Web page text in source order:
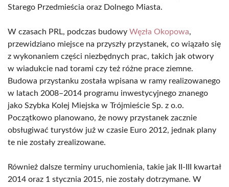
Starego Przedmieścia oraz Dolnego Miasta.
W czasach PRL, podczas budowy Węzła Okopowa,
przewidziano miejsce na przyszły przystanek, co wiązało się
z wykonaniem części niezbędnych prac, takich jak otwory
w wiadukcie nad torami czy też różne prace ziemne.
Budowa przystanku została wpisana w ramy realizowanego
w latach 2008–2014 programu inwestycyjnego znanego
jako Szybka Kolej Miejska w Trójmieście Sp. z o.o.
Początkowo planowano, że nowy przystanek zacznie
obsługiwać turystów już w czasie Euro 2012, jednak plany
te nie zostały zrealizowane.
Również dalsze terminy uruchomienia, takie jak II-III kwartał
2014 oraz 1 stycznia 2015, nie zostały dotrzymane. W